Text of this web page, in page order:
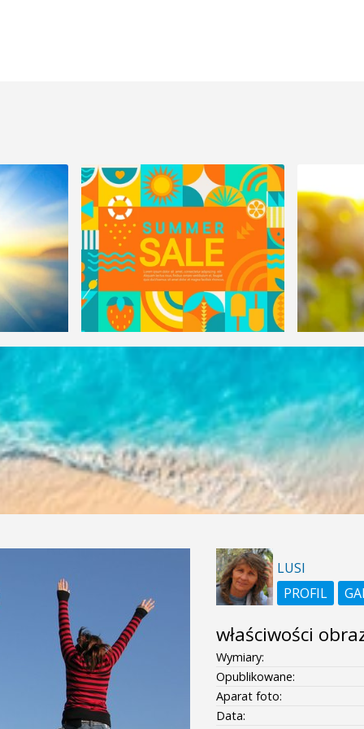
LUSI
PROFIL
właściwości
Wymiary:
Opublikowane:
Aparat foto:
Data: